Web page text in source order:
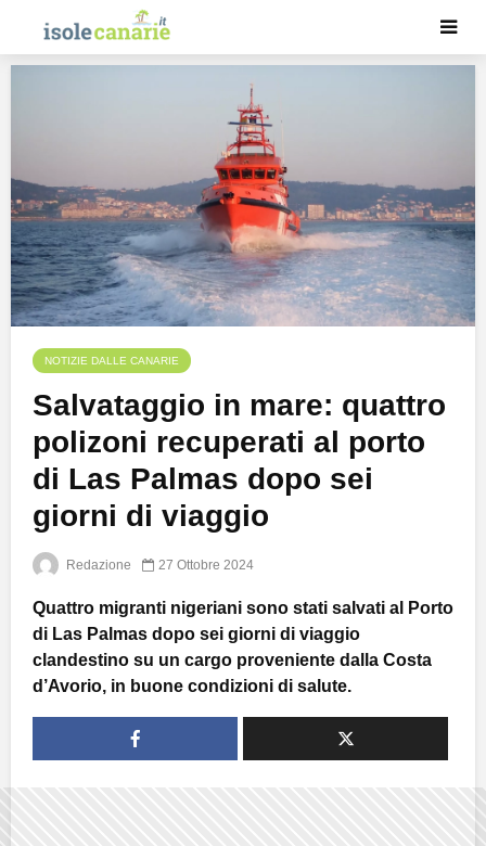
NOTIZIE DALLE CANARIE
Salvataggio in mare: quattro
polizoni recuperati al porto
di Las Palmas dopo sei
giorni di viaggio
Redazione 27 Ottobre 2024
Quattro migranti nigeriani sono stati salvati al Porto
di Las Palmas dopo sei giorni di viaggio
clandestino su un cargo proveniente dalla Costa
d’Avorio, in buone condizioni di salute.